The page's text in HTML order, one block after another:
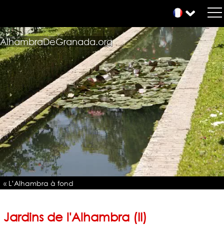
AlhambraDeGranada.org
« L’Alhambra à fond
Jardins de l'Alhambra (II)